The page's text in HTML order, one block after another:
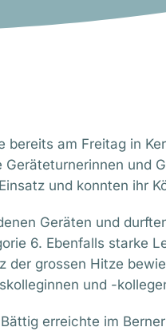
am Freitag in
und
und konnten ihr
Geräten und
6. Ebenfalls starke
der grossen Hitze
und -
erreichte im